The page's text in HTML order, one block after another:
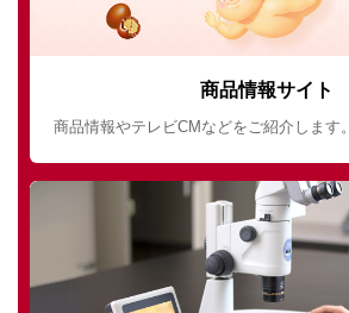
商品情報サイト
商品情報やテレビCMなどをご紹介します。